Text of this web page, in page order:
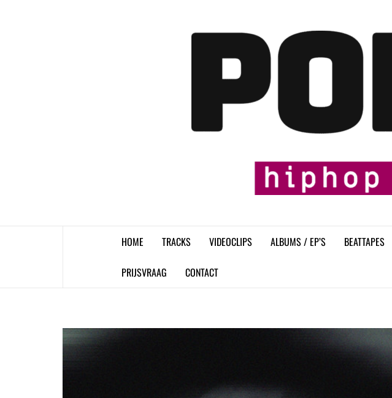
HOME TRACKS VIDEOCLIPS ALBUMS / EP’S BEATTAPES
PRIJSVRAAG CONTACT